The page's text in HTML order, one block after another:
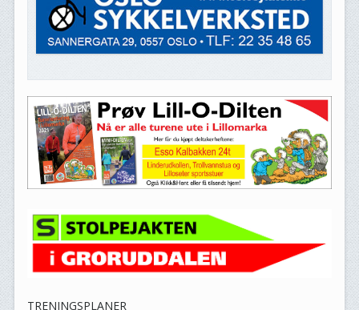
TRENINGSPLANER